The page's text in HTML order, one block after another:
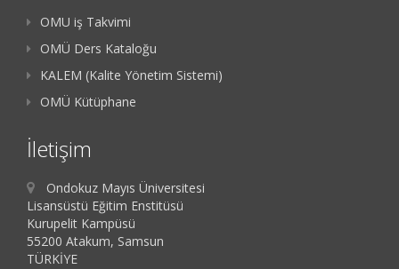
OMU iş Takvimi
OMÜ Ders Kataloğu
KALEM (Kalite Yönetim Sistemi)
OMÜ Kütüphane
İletişim
Ondokuz Mayıs Üniversitesi
Lisansüstü Eğitim Enstitüsü
Kurupelit Kampüsü
55200 Atakum, Samsun
TÜRKİYE